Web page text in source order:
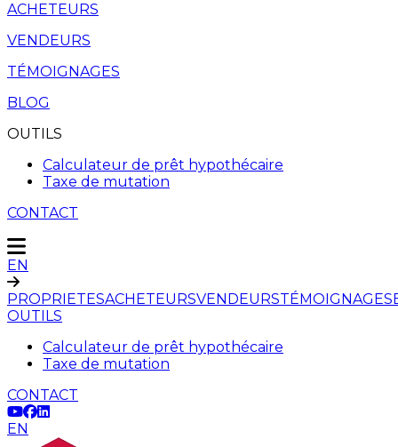
ACHETEURS
VENDEURS
TÉMOIGNAGES
BLOG
OUTILS
Calculateur de prêt hypothécaire
Taxe de mutation
CONTACT
EN
PROPRIETESACHETEURSVENDEURSTÉMOIGNAGES
OUTILS
Calculateur de prêt hypothécaire
Taxe de mutation
CONTACT
EN